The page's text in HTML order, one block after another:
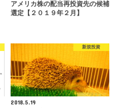
アメリカ株の配当再投資先の候補
選定【２０１９年２月】
新規投資
2018.5.19